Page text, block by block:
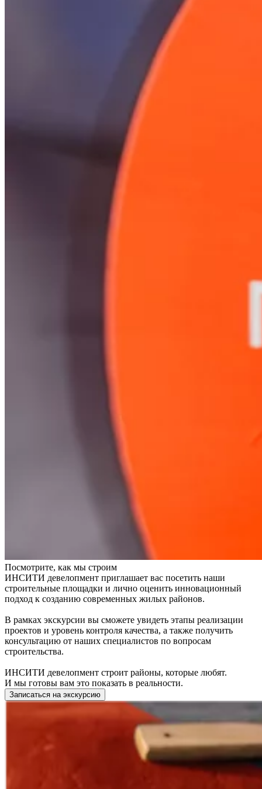
Посмотрите, как мы строим
ИНСИТИ девелопмент приглашает вас посетить наши
строительные площадки и лично оценить инновационный
подход к созданию современных жилых районов.
В рамках экскурсии вы сможете увидеть этапы реализации
проектов и уровень контроля качества, а также получить
консультацию от наших специалистов по вопросам
строительства.
ИНСИТИ девелопмент строит районы, которые любят.
И мы готовы вам это показать в реальности.
Записаться на экскурсию